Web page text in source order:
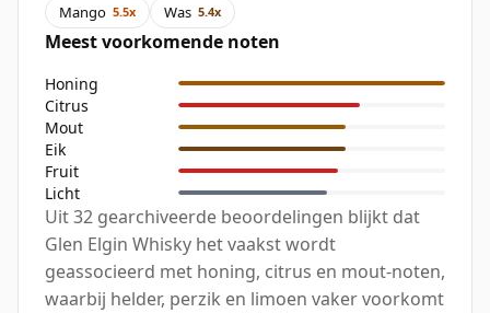
Mango 5.5x Was 5.4x
Meest voorkomende noten
Honing
Citrus
Mout
Eik
Fruit
Licht
Uit 32 gearchiveerde beoordelingen blijkt dat
Glen Elgin Whisky het vaakst wordt
geassocieerd met honing, citrus en mout-noten,
waarbij helder, perzik en limoen vaker voorkomt